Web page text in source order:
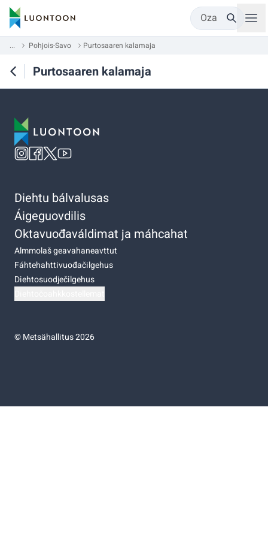
Oza
... Pohjois-Savo Purtosaaren kalamaja
Purtosaaren kalamaja
Diehtu bálvalusas
Áigeguovdilis
Oktavuođaváldimat ja máhcahat
Almmolaš geavahaneavttut
Fáhtehahttivuođačilgehus
Diehtosuodječilgehus
©Metsähallitus 2026